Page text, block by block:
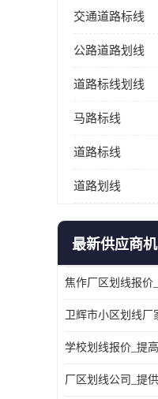
交通道路标线
公路道路划线
道路标线划线
马路标线
道路标线
道路划线
最新供应商机
焦作厂区划线报价
学校划线报价_提
厂区划线公司_提